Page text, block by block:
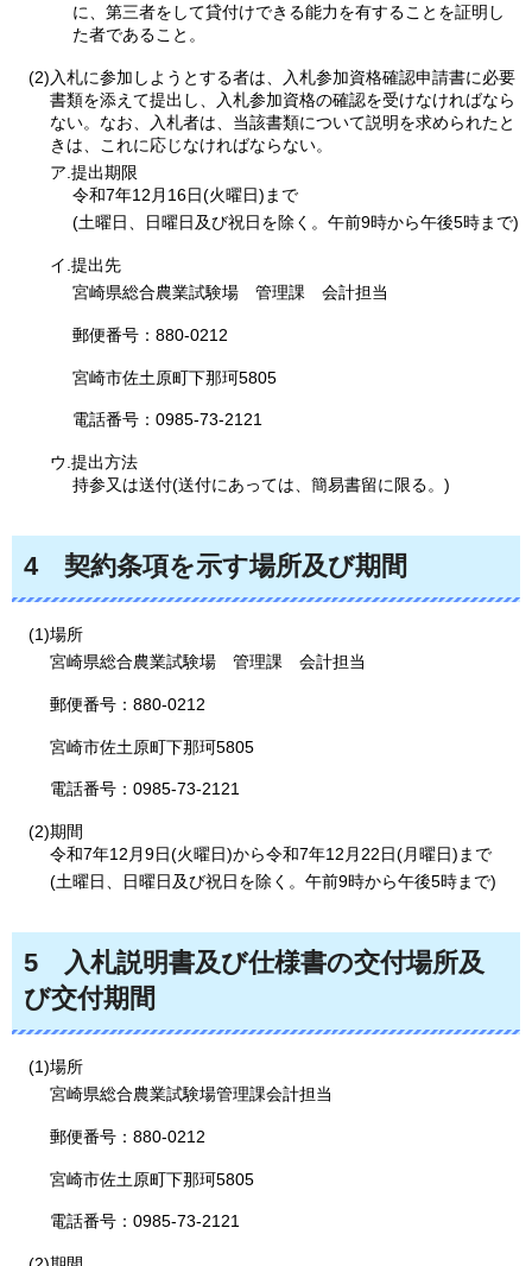
に、第三者をして貸付けできる能力を有することを証明し
た者であること。
(2)入札に参加しようとする者は、入札参加資格確認申請書に必要
書類を添えて提出し、入札参加資格の確認を受けなければなら
ない。なお、入札者は、当該書類について説明を求められたと
きは、これに応じなければならない。
ア.提出期限
令和7年12月16日(火曜日)まで
(土曜日、日曜日及び祝日を除く。午前9時から午後5時まで)
イ.提出先
宮崎県総合農業試験場
管理課 会計担当
郵便番号：880-0212
宮崎市佐土原町下那珂5805
電話番号：0985-73-2121
ウ.提出方法
持参又は送付(送付にあっては、簡易書留に限る。)
4 契約条項を示す場所及び期間
(1)場所
宮崎県総合農業試験場
管理課 会計担当
郵便番号：880-0212
宮崎市佐土原町下那珂5805
電話番号：0985-73-2121
(2)期間
令和7年12月9日(火曜日)から令和7年12月22日(月曜日)まで
(土曜日、日曜日及び祝日を除く。午前9時から午後5時まで)
5 入札説明書及び仕様書の交付場所及
び交付期間
(1)場所
宮崎県総合農業試験場管理課会計担当
郵便番号：880-0212
宮崎市佐土原町下那珂5805
電話番号：0985-73-2121